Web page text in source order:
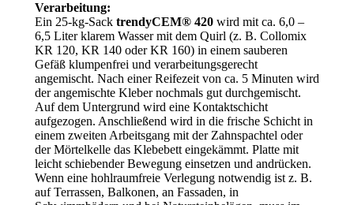
Verarbeitung:
Ein 25-kg-Sack trendyCEM® 420 wird mit ca. 6,0 –
6,5 Liter klarem Wasser mit dem Quirl (z. B. Collomix
KR 120, KR 140 oder KR 160) in einem sauberen
Gefäß klumpenfrei und verarbeitungsgerecht
angemischt. Nach einer Reifezeit von ca. 5 Minuten wird
der angemischte Kleber nochmals gut durchgemischt.
Auf dem Untergrund wird eine Kontaktschicht
aufgezogen. Anschließend wird in die frische Schicht in
einem zweiten Arbeitsgang mit der Zahnspachtel oder
der Mörtelkelle das Klebebett eingekämmt. Platte mit
leicht schiebender Bewegung einsetzen und andrücken.
Wenn eine hohlraumfreie Verlegung notwendig ist z. B.
auf Terrassen, Balkonen, an Fassaden, in